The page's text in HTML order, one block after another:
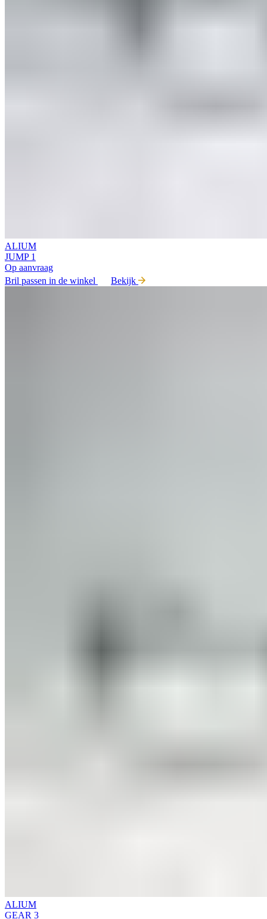
ALIUM
JUMP 1
Op aanvraag
Bril passen in de winkel
Bekijk
ALIUM
GEAR 3